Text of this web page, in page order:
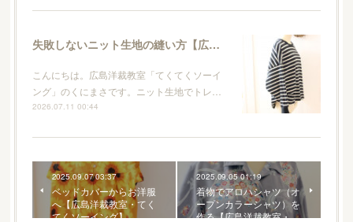
失敗しないニット生地の縫い方【広島洋裁教室・てくてくソーイング】
こんにちは。広島洋裁教室「てくてくソーイ
ング」のくにまさです。ニット生地でトレ…
2026.07.11 00:44
2025.09.07 03:37
ベッドカバーからお洋服
へ【広島洋裁教室・てく
てくソーイング】
2025.09.05 01:19
着物でアロハシャツ（オ
ープンカラーシャツ）を
作る【広島洋裁教室・…